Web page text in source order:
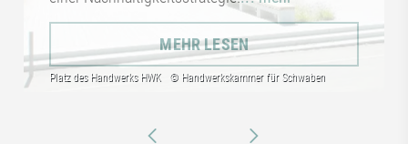
MEHR LESEN